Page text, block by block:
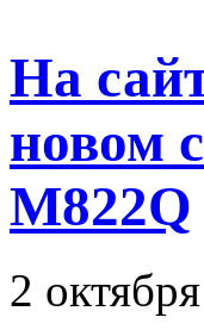
На
новом
M822Q
2